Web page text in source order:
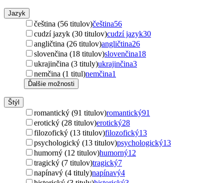
Jazyk
čeština (56 titulov)čeština56
cudzí jazyk (30 titulov)cudzí jazyk30
angličtina (26 titulov)angličtina26
slovenčina (18 titulov)slovenčina18
ukrajinčina (3 tituly)ukrajinčina3
nemčina (1 titul)nemčina1
Ďalšie možnosti
Štýl
romantický (91 titulov)romantický91
erotický (28 titulov)erotický28
filozofický (13 titulov)filozofický13
psychologický (13 titulov)psychologický13
humorný (12 titulov)humorný12
tragický (7 titulov)tragický7
napínavý (4 tituly)napínavý4